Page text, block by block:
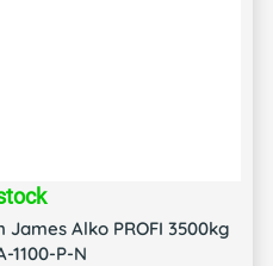
Alko PROFI 3500kg
1100-P-N